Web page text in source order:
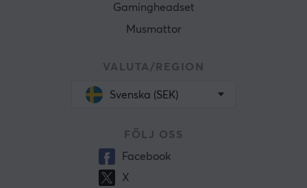
Gamingheadset
Musmattor
VALUTA/REGION
Svenska (SEK)
FÖLJ OSS
Facebook
X